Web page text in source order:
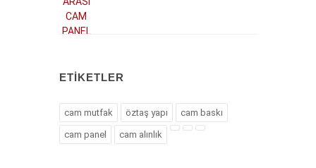
ETIKETLER
cam mutfak öztaş yapı cam baskı
cam panel cam alınlık